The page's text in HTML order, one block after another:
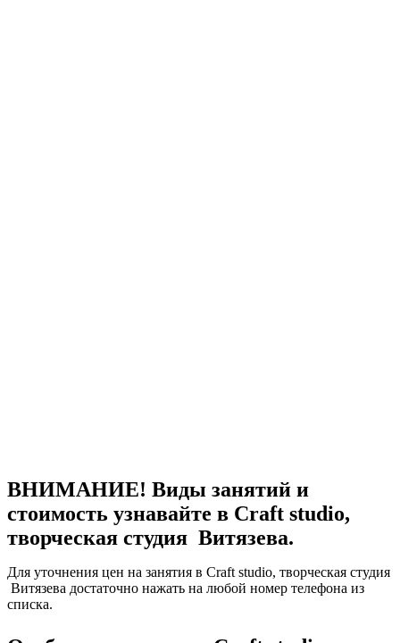
ВНИМАНИЕ! Виды занятий и
стоимость узнавайте в Craft studio,
творческая студия Витязева.
Для уточнения цен на занятия в Craft studio, творческая студия
Витязева достаточно нажать на любой номер телефона из
списка.